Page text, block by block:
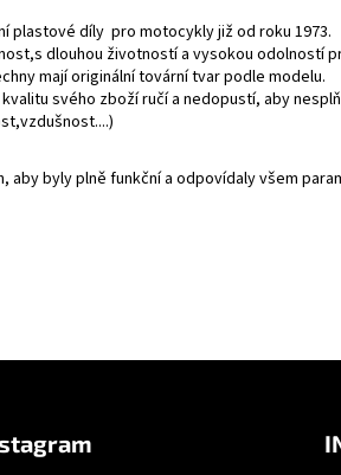
plastové díly pro motocykly již od roku 1973.
dlouhou životností a vysokou odolností
mají originální tovární tvar podle modelu.
svého zboží ručí a nedopustí, aby
byly plně funkční a odpovídaly všem